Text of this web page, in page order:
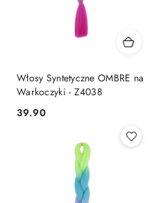
Włosy Syntetyczne OMBRE na
Warkoczyki - Z4038
Cena:
39.90